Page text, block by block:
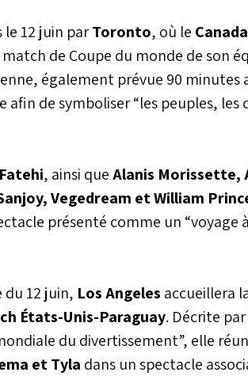
offrent un environnement de travail serein,
la pression qu’imposerait une affiche de
permettant de tester la réactivité des
face à ses nouvelles directives.
le 12 juin parToronto, où le Canada
de Coupe du monde de son
également prévue 90 minutes
afin de symboliser “les peuples,
, ainsi queAlanis Morissette,
Vegedream et William
présenté comme un “voyage
du 12 juin, Los Angeles accueillera
États-Unis-Paraguay. Décrite
du divertissement”, elle
et Tyla dans un spectacle